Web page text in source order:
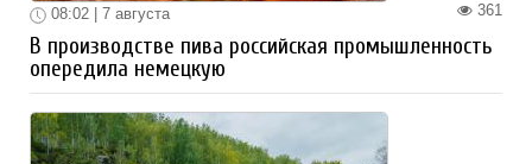
361
08:02 | 7 августа
В производстве пива российская промышленность
опередила немецкую